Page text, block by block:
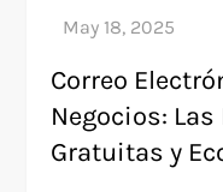
Correo
Negocios:
Gratuitas y